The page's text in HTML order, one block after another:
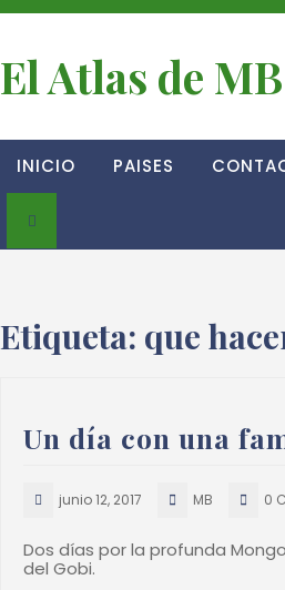
El Atlas de MB
INICIO PAISES
Etiqueta: que
Un día con una
junio 12, 2017 MB 0
Dos días por la profunda
del Gobi.